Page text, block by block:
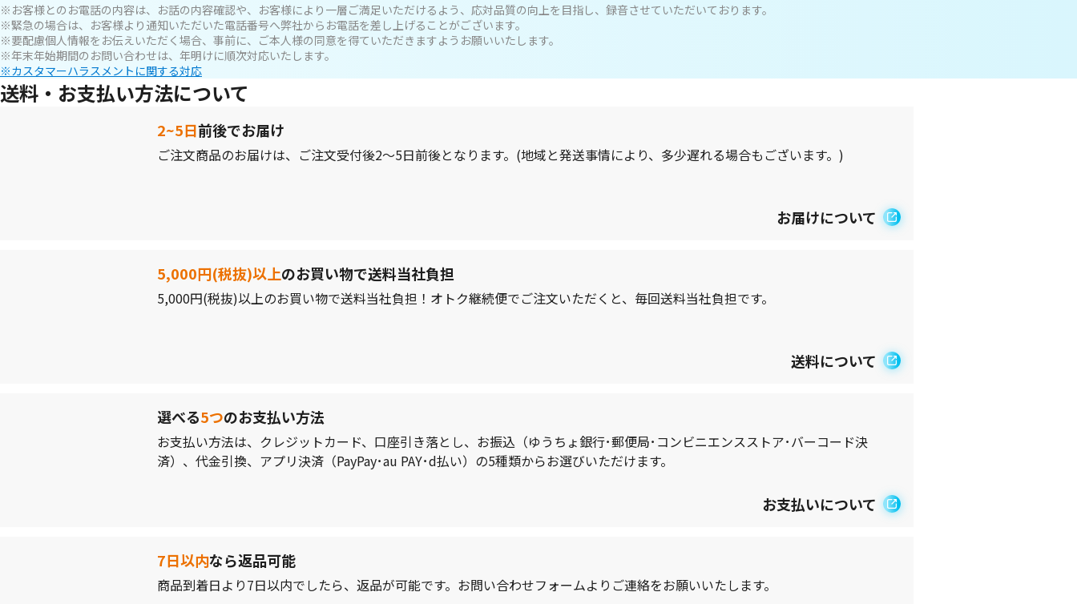
※お客様とのお電話の内容は、お話の内容確認や、お客様により一層ご満足いただけるよう、応対品質の向上を目指し、録音させていただいております。
※緊急の場合は、お客様より通知いただいた電話番号へ弊社からお電話を差し上げることがございます。
※要配慮個人情報をお伝えいただく場合、事前に、ご本人様の同意を得ていただきますようお願いいたします。
※年末年始期間のお問い合わせは、年明けに順次対応いたします。
※カスタマーハラスメントに関する対応
送料・お支払い方法について
2~5日前後でお届け
ご注文商品のお届けは、ご注文受付後2～5日前後となります。(地域と発送事情により、多少遅れる場合もございます。)
お届けについて
5,000円(税抜)以上のお買い物で送料当社負担
5,000円(税抜)以上のお買い物で送料当社負担！オトク継続便でご注文いただくと、毎回送料当社負担です。
送料について
選べる5つのお支払い方法
お支払い方法は、クレジットカード、口座引き落とし、お振込（ゆうちょ銀行･郵便局･コンビニエンスストア･バーコード決
済）、代金引換、アプリ決済（PayPay･au PAY･d払い）の5種類からお選びいただけます。
お支払いについて
7日以内なら返品可能
商品到着日より7日以内でしたら、返品が可能です。お問い合わせフォームよりご連絡をお願いいたします。